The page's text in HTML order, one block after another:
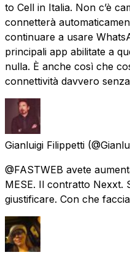
to Cell in Italia. Non c’è
connetterà
continuare a usare
principali app abilitate a
nulla. È anche così che
connettività davvero
Gianluigi Filippetti
@FASTWEB avete
MESE. Il contratto
giustificare. Con che